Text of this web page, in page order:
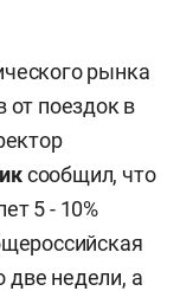
рынка
от поездок в
сообщил, что
5 - 10%
две недели, а